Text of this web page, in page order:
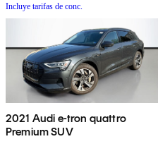
Incluye tarifas de conc.
2021 Audi e-tron quattro
Premium SUV